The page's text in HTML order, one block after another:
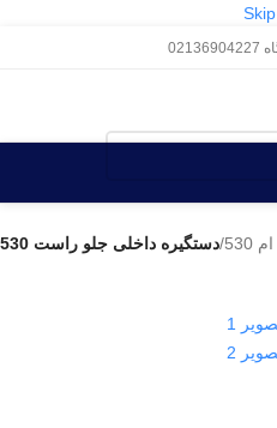
/دستگیره داخلی جلو راست 530